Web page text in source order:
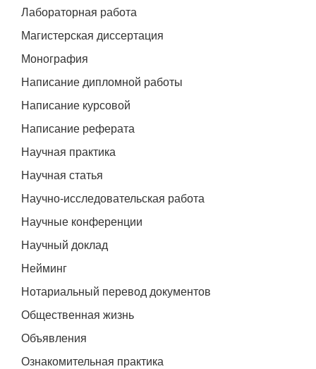
Лабораторная работа
Магистерская диссертация
Монография
Написание дипломной работы
Написание курсовой
Написание реферата
Научная практика
Научная статья
Научно-исследовательская работа
Научные конференции
Научный доклад
Нейминг
Нотариальный перевод документов
Общественная жизнь
Объявления
Ознакомительная практика